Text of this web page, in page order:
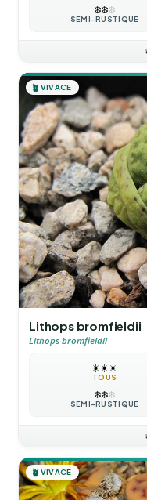
❄️❄️❄️
SEMI-RUSTIQUE
🪴 VIVACE
Lithops bromfieldii
Lithops bromfieldii
☀️☀️☀️
TOUS
❄️❄️❄️
SEMI-RUSTIQUE
🪴 VIVACE